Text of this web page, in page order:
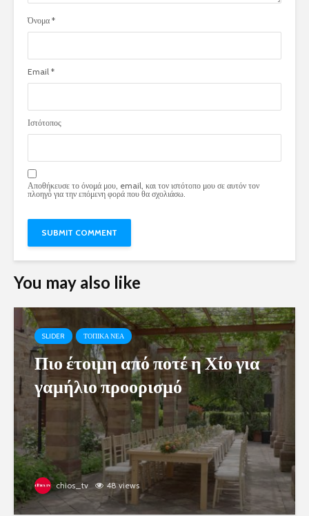
Όνομα *
Email *
Ιστότοπος
Αποθήκευσε το όνομά μου, email, και τον ιστότοπο μου σε αυτόν τον
πλοηγό για την επόμενη φορά που θα σχολιάσω.
You may also like
SLIDER ΤΟΠΙΚΑ ΝΕΑ
Πιο έτοιμη από ποτέ η Χίο για
γαμήλιο προορισμό
chios_tv 48 views